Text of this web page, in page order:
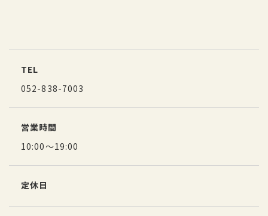
TEL
052-838-7003
営業時間
10:00～19:00
定休日